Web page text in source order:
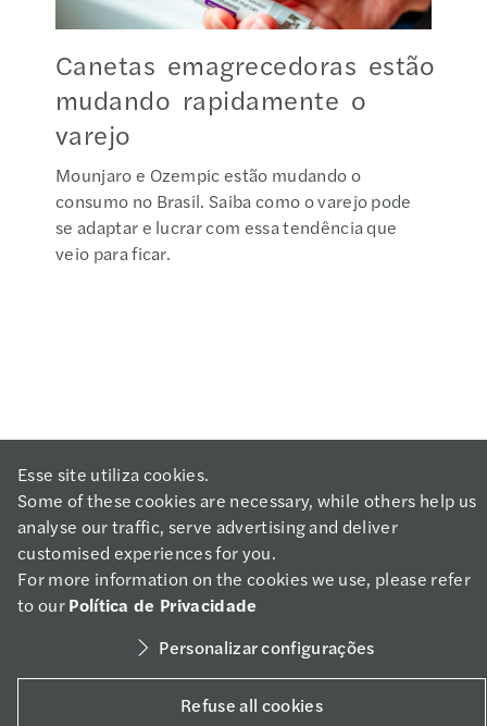
Canetas emagrecedoras estão
mudando rapidamente o
varejo
Mounjaro e Ozempic estão mudando o
consumo no Brasil. Saiba como o varejo pode
se adaptar e lucrar com essa tendência que
veio para ficar.
Leia mais
Social media
Esse site utiliza cookies.
Some of these cookies are necessary, while others help us
analyse our traffic, serve advertising and deliver
customised experiences for you.
For more information on the cookies we use, please refer
to ourPolítica de Privacidade
Refuse all cookies
Personalizar configurações